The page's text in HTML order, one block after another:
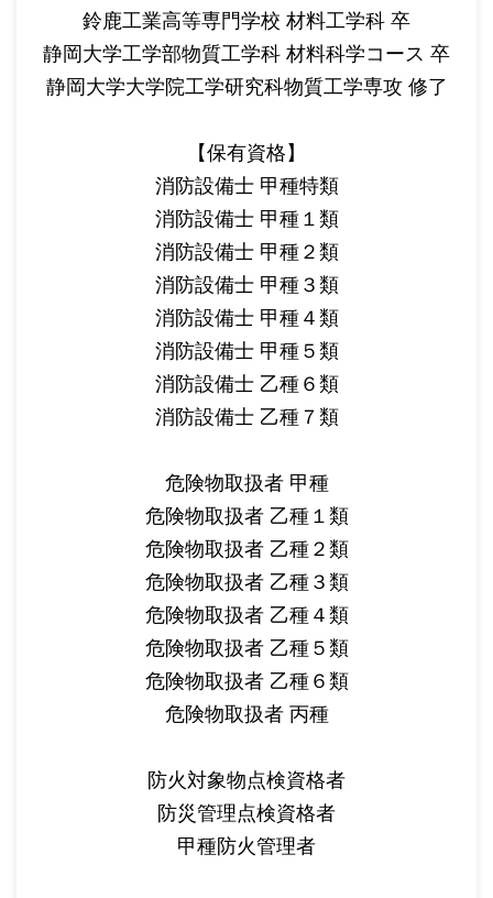
鈴鹿工業高等専門学校 材料工学科 卒
静岡大学工学部物質工学科 材料科学コース 卒
静岡大学大学院工学研究科物質工学専攻 修了
【保有資格】
消防設備士 甲種特類
消防設備士 甲種１類
消防設備士 甲種２類
消防設備士 甲種３類
消防設備士 甲種４類
消防設備士 甲種５類
消防設備士 乙種６類
消防設備士 乙種７類
危険物取扱者 甲種
危険物取扱者 乙種１類
危険物取扱者 乙種２類
危険物取扱者 乙種３類
危険物取扱者 乙種４類
危険物取扱者 乙種５類
危険物取扱者 乙種６類
危険物取扱者 丙種
防火対象物点検資格者
防災管理点検資格者
甲種防火管理者